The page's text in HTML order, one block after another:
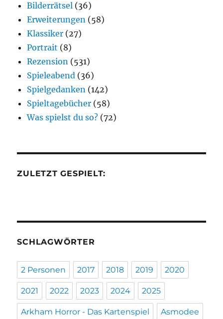
Bilderrätsel (36)
Erweiterungen (58)
Klassiker (27)
Portrait (8)
Rezension (531)
Spieleabend (36)
Spielgedanken (142)
Spieltagebücher (58)
Was spielst du so? (72)
ZULETZT GESPIELT:
SCHLAGWÖRTER
2 Personen 2017 2018 2019 2020
2021 2022 2023 2024 2025
Arkham Horror - Das Kartenspiel Asmodee